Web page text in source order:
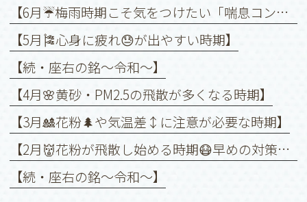
【6月☔️梅雨時期こそ気をつけたい「喘息コントロール」】
【5月🎏心身に疲れ😓が出やすい時期】
【続・座右の銘〜令和〜】
【4月🌸黄砂・PM2.5の飛散が多くなる時期】
【3月🎎花粉🌲や気温差↕️に注意が必要な時期】
【2月👹花粉が飛散し始める時期😷早めの対策を❗️】
【続・座右の銘〜令和〜】